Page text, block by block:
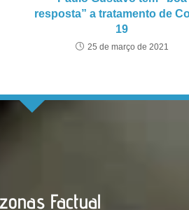
resposta” a tratamento de
19
25 de março de 2021
Factual